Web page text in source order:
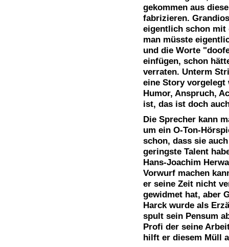
gekommen aus
fabrizieren.
eigentlich schon mit
man müsste
und die Worte
einfügen, schon
verraten. Unterm
eine Story
Humor, Anspruch,
ist, das ist doch
Die Sprecher kann
um ein O-Ton-
schon, dass sie
geringste Talent
Hans-Joachim
Vorwurf machen
er seine Zeit nicht
gewidmet hat, aber
Harck wurde als
spult sein Pensum
Profi der seine
hilft er diesem Müll